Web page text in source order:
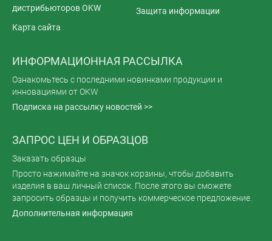
дистрибьюторов OKW
Защита информации
Карта сайта
ИНФОРМАЦИОННАЯ РАССЫЛКА
Ознакомьтесь с последними новинками продукции и
инновациями от OKW
Подписка на рассылку новостей >>
ЗАПРОС ЦЕН И ОБРАЗЦОВ
Заказать образцы
Просто нажимайте на значок корзины, чтобы добавить
изделия в ваш личный список. После этого вы сможете
запросить образцы и получить коммерческое предложение.
Дополнительная информация